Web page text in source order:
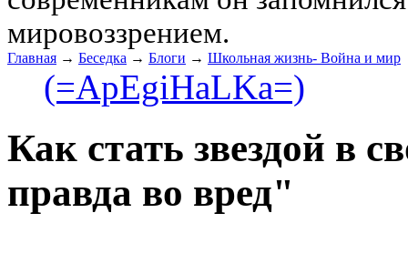
мировоззрением.
Главная → Беседка → Блоги → Школьная жизнь- Война и мир
(=ApEgiHaLKa=)
Как стать звездой в
правда во вред"